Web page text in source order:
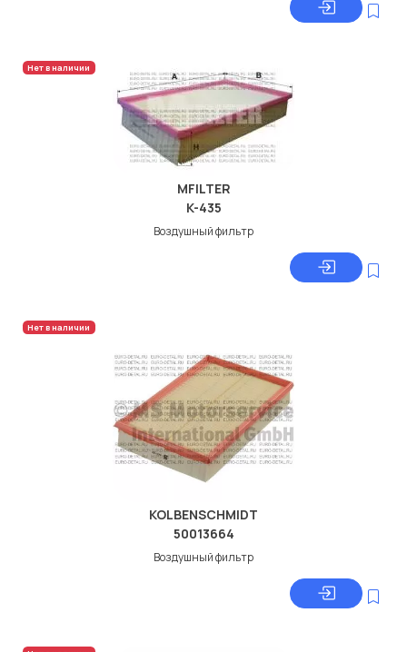
Нет в наличии
MFILTER
K-435
Воздушный фильтр
Нет в наличии
KOLBENSCHMIDT
50013664
Воздушный фильтр